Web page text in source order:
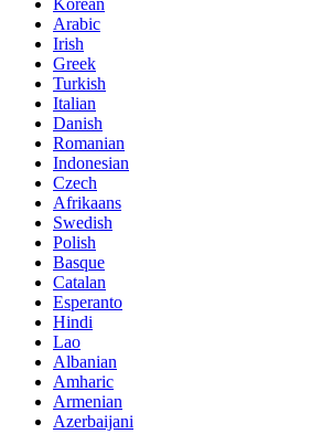
Korean
Arabic
Irish
Greek
Turkish
Italian
Danish
Romanian
Indonesian
Czech
Afrikaans
Swedish
Polish
Basque
Catalan
Esperanto
Hindi
Lao
Albanian
Amharic
Armenian
Azerbaijani